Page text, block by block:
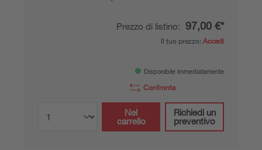
Prezzo di listino: 97,00 €*
Il tuo prezzo: Accedi
Disponibile immediatamente
Confronta
Nel
carrello
Richiedi un
preventivo